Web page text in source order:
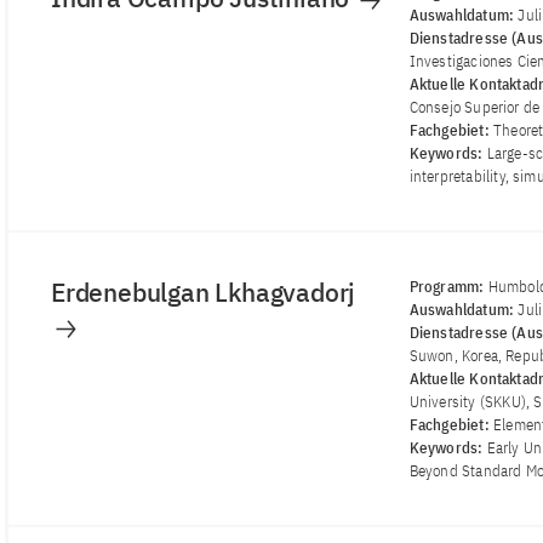
Auswahldatum:
Dienstadresse
Investigaciones
Aktuelle
Consejo Superior
Fachgebiet:
Keywords: Large-
interpretability,
Erdenebulgan Lkhagvadorj Programm:
Auswahldatum:
Dienstadresse
Suwon, Korea,
Aktuelle
University (SKKU),
Fachgebiet:
Keywords: Early
Beyond Standard